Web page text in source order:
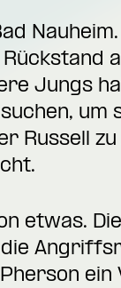
Nauheim.
Jungs
um
Russell
etwas.
ein